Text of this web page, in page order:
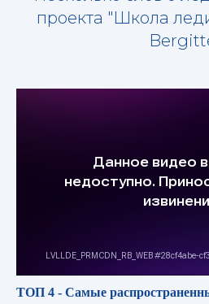
проекта "Школа
ТОП 4 - Самые